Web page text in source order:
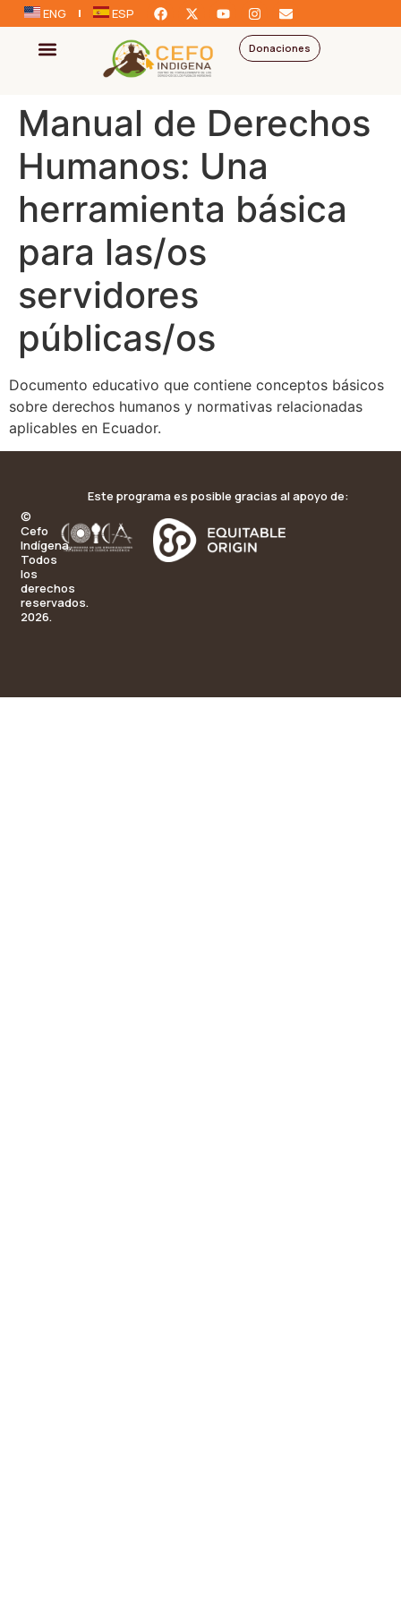
ENG ESP
Donaciones
Manual de Derechos
Humanos: Una
herramienta básica
para las/os
servidores
públicas/os
Documento educativo que contiene conceptos básicos
sobre derechos humanos y normativas relacionadas
aplicables en Ecuador.
©
Cefo
Indígena.
Todos
los
derechos
reservados.
2026.
Este programa es posible gracias al apoyo de: